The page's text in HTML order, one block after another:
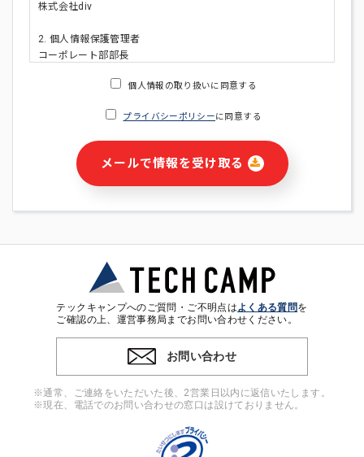
株式会社div
2. 個人情報保護管理者
コーポレート部部長
・ご請求された資料の送付のため
・本サービス及び本サービスに関連する情報(当社及び第三者の
サービス又は商品等の広告配信・宣伝を含みますが、それらに
・個人(法人の場合は担当者)を識別できない形式に加工した統
計情報の作成および利用
※上記の利用目的に基づいた本人への連絡及び配信について
4. 個人情報の第三者提供
ンをとるために、氏名等の一部の情報をサービス内で使用する
チャットツールで発信することにより、本サービスの他の利用
者等に提供することがあります。
個人情報の取り扱いに同意する
プライバシーポリシーに同意する
メールで情報を受け取る
テックキャンプへのご質問・ご不明点はよくある質問を
ご確認の上、運営事務局までお問い合わせください。
お問い合わせ
※通常、ご連絡をいただいた後、2営業日以内に返信いたします。
※現在、電話でのお問い合わせの窓口は設けておりません。